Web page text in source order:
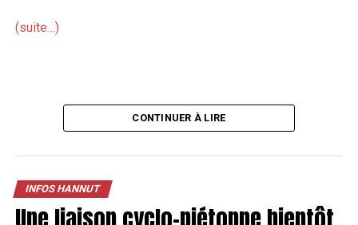
(suite…)
CONTINUER À LIRE
INFOS HANNUT